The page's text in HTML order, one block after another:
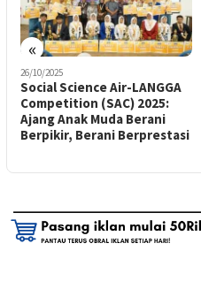
«
26/10/2025
Social Science Air-LANGGA
Competition (SAC) 2025:
Ajang Anak Muda Berani
Berpikir, Berani Berprestasi